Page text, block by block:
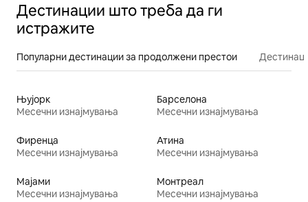
Дестинации што треба да ги
истражите
Популарни дестинации за продолжени престои
Њујорк
Месечни изнајмувања
Барселона
Месечни изнајмувања
Фиренца
Месечни изнајмувања
Атина
Месечни изнајмувања
Мајами
Месечни изнајмувања
Монтреал
Месечни изнајмувања